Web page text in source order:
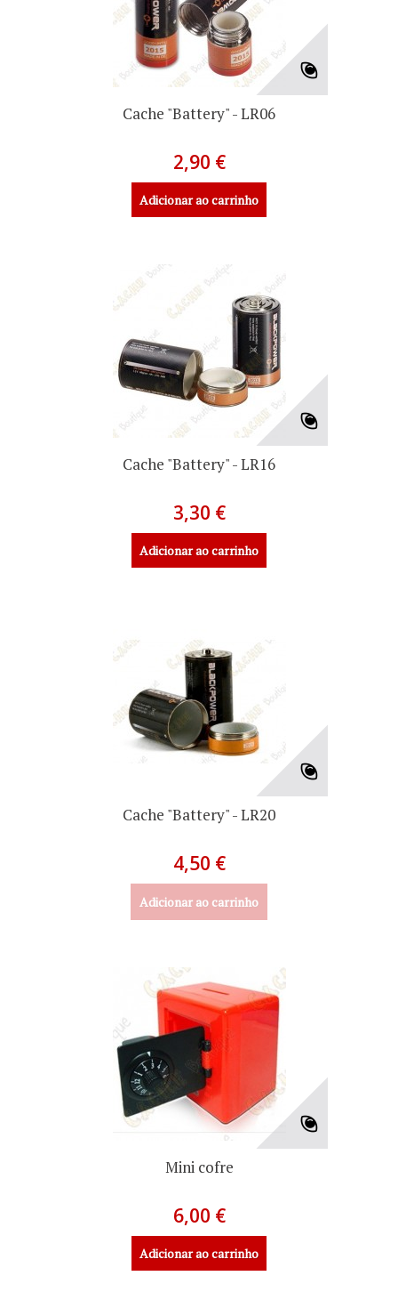
Cache "Battery" - LR06
2,90 €
Adicionar ao carrinho
Cache "Battery" - LR16
3,30 €
Adicionar ao carrinho
Cache "Battery" - LR20
4,50 €
Adicionar ao carrinho
Mini cofre
6,00 €
Adicionar ao carrinho